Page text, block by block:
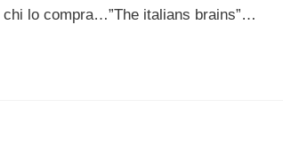
chi lo compra…”The italians brains”…